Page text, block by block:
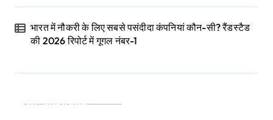
भारत में नौकरी के लिए सबसे पसंदीदा कंपनियां कौन-सी? रैंडस्टैड
की 2026 रिपोर्ट में गूगल नंबर-1
Categories